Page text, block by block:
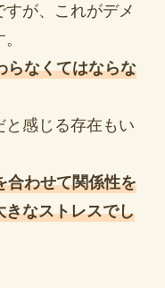
すが、これがデメ
らなくてはならな
と感じる存在もい
合わせて関係性を
きなストレスでし